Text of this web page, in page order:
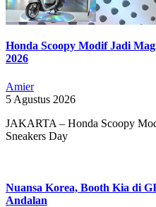
Honda Scoopy Modif Jadi
2026
Amier
5 Agustus 2026
JAKARTA – Honda Scoopy
Sneakers Day
Nuansa Korea, Booth Kia di
Andalan